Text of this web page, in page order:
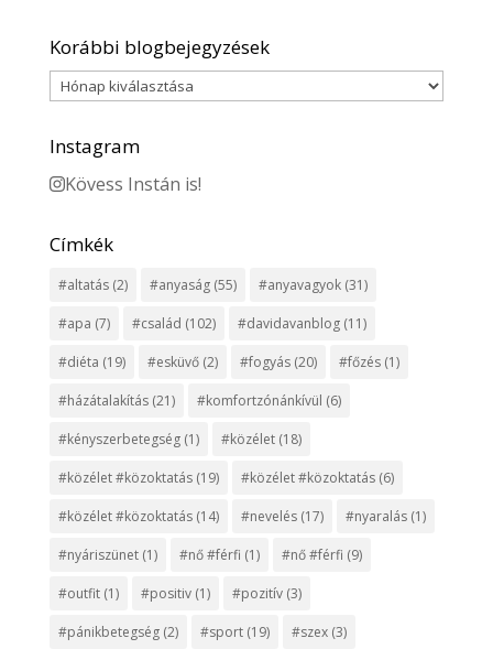
Korábbi blogbejegyzések
Korábbi
Instagram
Kövess Instán is!
Címkék
#altatás(2) #anyaság(55) #anyavagyok(31)
#apa (7) #család (102) #davidavanblog(11)
#diéta (19) #esküvő(2) #fogyás(20) #főzés(1)
#házátalakítás(21) #komfortzónánkívül (6)
#kényszerbetegség(1) #közélet(18)
#közélet #közoktatás(19) #közélet #közoktatás(6)
#közélet #közoktatás(14) #nevelés(17) #nyaralás(1)
#nyáriszünet(1) #nő #férfi (1) #nő #férfi (9)
#outfit(1) #positiv(1) #pozitív(3)
#pánikbetegség(2) #sport(19) #szex(3)